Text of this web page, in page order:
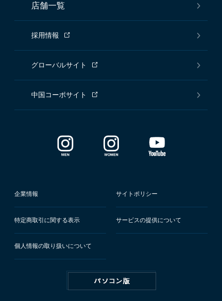
店舗一覧
採用情報
グローバルサイト
中国コーポサイト
企業情報 サイトポリシー
特定商取引に関する表示 サービスの提供について
個人情報の取り扱いについて